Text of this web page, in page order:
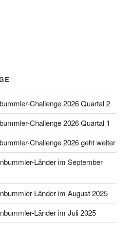
Challenge 2026 Quartal 2
Challenge 2026 Quartal 1
Challenge 2026 geht weiter
Länder im September
Länder im August 2025
Länder im Juli 2025